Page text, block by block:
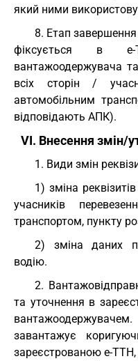
який ними
8. Етап
фіксується в
вантажоодержувача
всіх сторін /
автомобільним
відповідають АПК).
VI. Внесення змін/
1. Види змін
1) зміна
учасників
транспортом, пункту
2) зміна даних
водію.
2.
та уточнення в
завантажує
зареєстрованою е-ТТН,